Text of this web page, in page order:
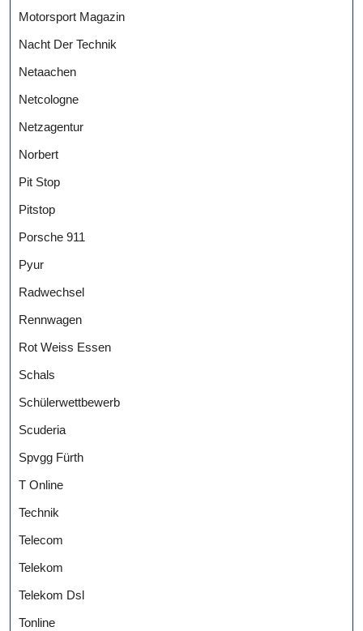
Motorsport Magazin
Nacht Der Technik
Netaachen
Netcologne
Netzagentur
Norbert
Pit Stop
Pitstop
Porsche 911
Pyur
Radwechsel
Rennwagen
Rot Weiss Essen
Schals
Schülerwettbewerb
Scuderia
Spvgg Fürth
T Online
Technik
Telecom
Telekom
Telekom Dsl
Tonline